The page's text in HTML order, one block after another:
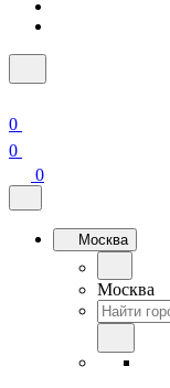
0
0
0
Москва
Москва